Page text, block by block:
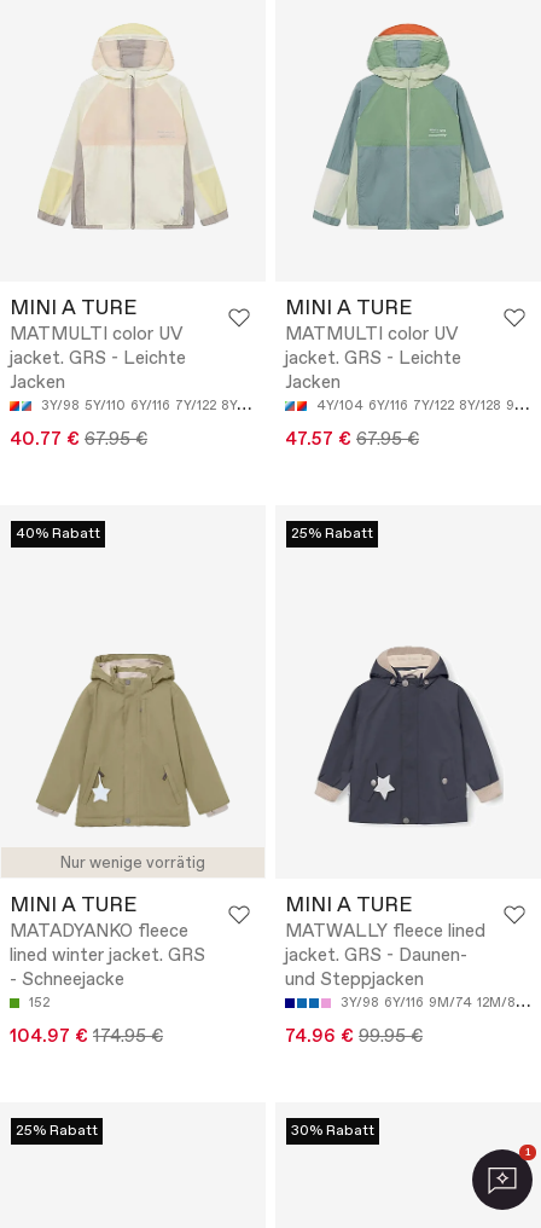
MINI A TURE
MATMULTI color UV
jacket. GRS - Leichte
Jacken
3Y/98 5Y/110 6Y/116 7Y/122 8Y/128
40.77 € 67.95 €
MINI A TURE
MATMULTI color UV
jacket. GRS - Leichte
Jacken
4Y/104 6Y/116 7Y/122 8Y/128 9Y/134
47.57 € 67.95 €
Nur wenige vorrätig
40% Rabatt
MINI A TURE
MATADYANKO fleece
lined winter jacket. GRS
- Schneejacke
152
104.97 € 174.95 €
25% Rabatt
MINI A TURE
MATWALLY fleece lined
jacket. GRS - Daunen-
und Steppjacken
3Y/98 6Y/116 9M/74 12M/80
74.96 € 99.95 €
25% Rabatt 30% Rabatt
1